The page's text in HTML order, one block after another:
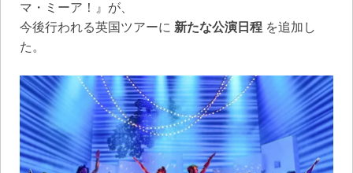
マ・ミーア！』が、
今後行われる英国ツアーに 新たな公演日程 を追加し
た。